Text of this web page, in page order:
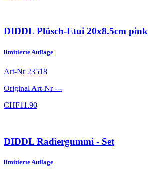
DIDDL Plüsch-Etui 20x8.5cm pink
limitierte Auflage
Art-Nr 23518
Original Art-Nr---
CHF11.90
DIDDL Radiergummi - Set
limitierte Auflage